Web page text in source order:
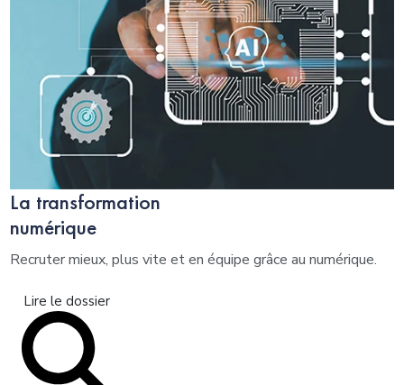
La transformation
numérique
Recruter mieux, plus vite et en équipe grâce au numérique.
Lire le dossier